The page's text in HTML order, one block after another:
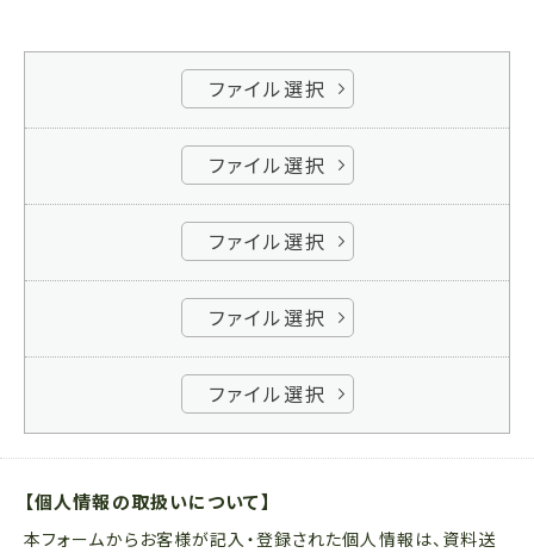
ファイル選択
ファイル選択
ファイル選択
ファイル選択
ファイル選択
【個人情報の取扱いについて】
本フォームからお客様が記入・登録された個人情報は、資料送